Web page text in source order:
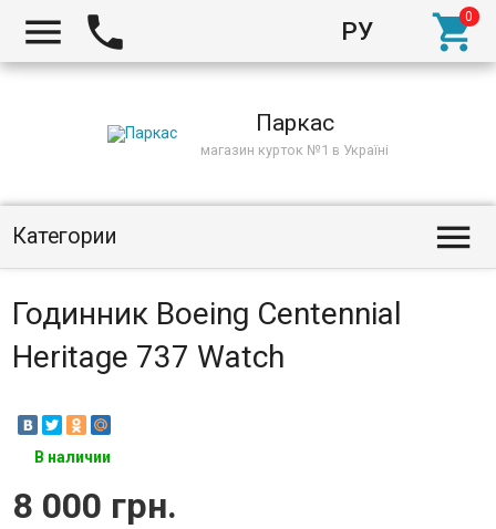
РУ
  
Паркас
магазин курток №1 в Україні
Категории 
Годинник Boeing Centennial
Heritage 737 Watch
В наличии
8 000 грн.